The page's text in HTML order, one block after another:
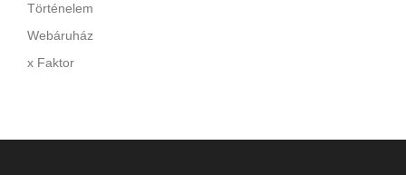
Történelem
Webáruház
x Faktor